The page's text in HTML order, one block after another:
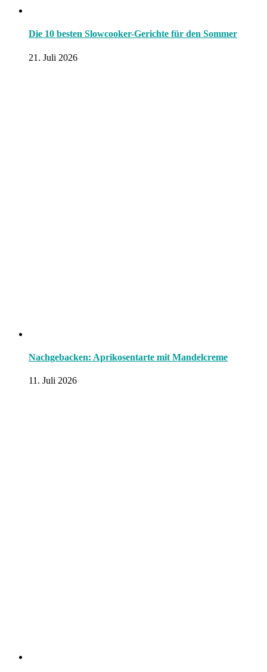
Die 10 besten Slowcooker-Gerichte für den Sommer
21. Juli 2026
Nachgebacken: Aprikosentarte mit Mandelcreme
11. Juli 2026